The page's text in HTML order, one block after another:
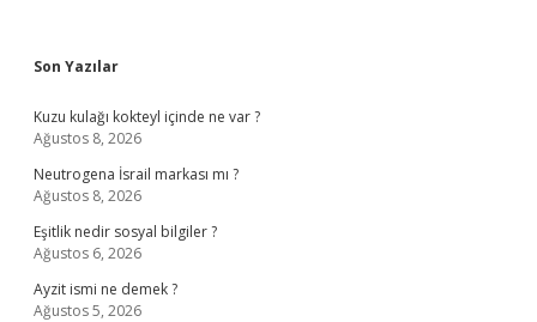
Sidebar
Son Yazılar
Kuzu kulağı kokteyl içinde ne var ?
Ağustos 8, 2026
Neutrogena İsrail markası mı ?
Ağustos 8, 2026
Eşitlik nedir sosyal bilgiler ?
Ağustos 6, 2026
Ayzit ismi ne demek ?
Ağustos 5, 2026